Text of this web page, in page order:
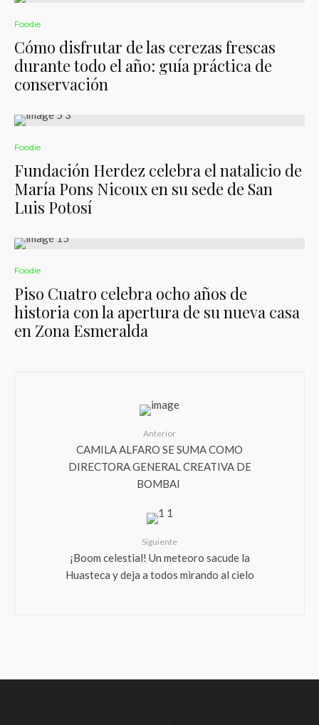
Foodie
Cómo disfrutar de las cerezas frescas
durante todo el año: guía práctica de
conservación
Foodie
Fundación Herdez celebra el natalicio de
María Pons Nicoux en su sede de San
Luis Potosí
Foodie
Piso Cuatro celebra ocho años de
historia con la apertura de su nueva casa
en Zona Esmeralda
Anterior
CAMILA ALFARO SE SUMA COMO
DIRECTORA GENERAL CREATIVA DE
BOMBAI
Siguiente
¡Boom celestial! Un meteoro sacude la
Huasteca y deja a todos mirando al cielo